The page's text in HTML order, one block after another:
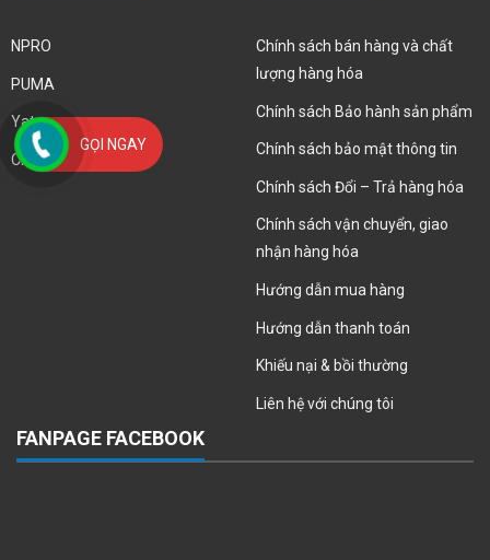
NPRO
PUMA
Yato
Clepro
Chính sách bán hàng và chất
lượng hàng hóa
Chính sách Bảo hành sản phẩm
Chính sách bảo mật thông tin
Chính sách Đổi – Trả hàng hóa
Chính sách vận chuyển, giao
nhận hàng hóa
Hướng dẫn mua hàng
Hướng dẫn thanh toán
Khiếu nại & bồi thường
Liên hệ với chúng tôi
FANPAGE FACEBOOK
GỌI NGAY